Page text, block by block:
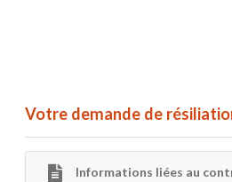
Votre demande de
Informations liées au